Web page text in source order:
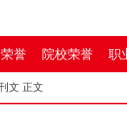
誉 院校荣誉 职
文 正文